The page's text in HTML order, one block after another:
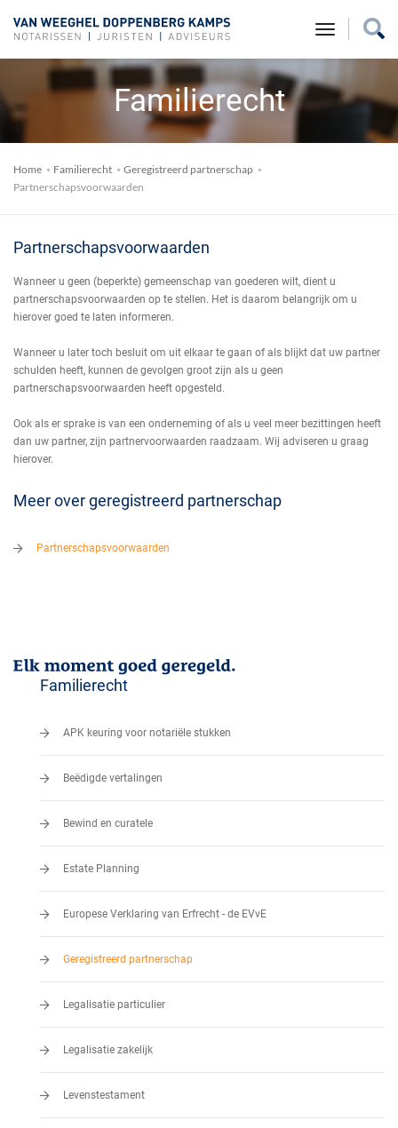
toggle
Familierecht
Home Familierecht
Geregistreerd partnerschap
Partnerschapsvoorwaarden
Partnerschapsvoorwaarden
Wanneer u geen (beperkte) gemeenschap van goederen wilt, dient u
partnerschapsvoorwaarden op te stellen. Het is daarom belangrijk om u
hierover goed te laten informeren.
Wanneer u later toch besluit om uit elkaar te gaan of als blijkt dat uw partner
schulden heeft, kunnen de gevolgen groot zijn als u geen
partnerschapsvoorwaarden heeft opgesteld.
Ook als er sprake is van een onderneming of als u veel meer bezittingen heeft
dan uw partner, zijn partnervoorwaarden raadzaam. Wij adviseren u graag
hierover.
Meer over geregistreerd partnerschap
Partnerschapsvoorwaarden
Familierecht
APK keuring voor notariële stukken
Beëdigde vertalingen
Bewind en curatele
Estate Planning
Europese Verklaring van Erfrecht - de EVvE
Geregistreerd partnerschap
Legalisatie particulier
Legalisatie zakelijk
Levenstestament